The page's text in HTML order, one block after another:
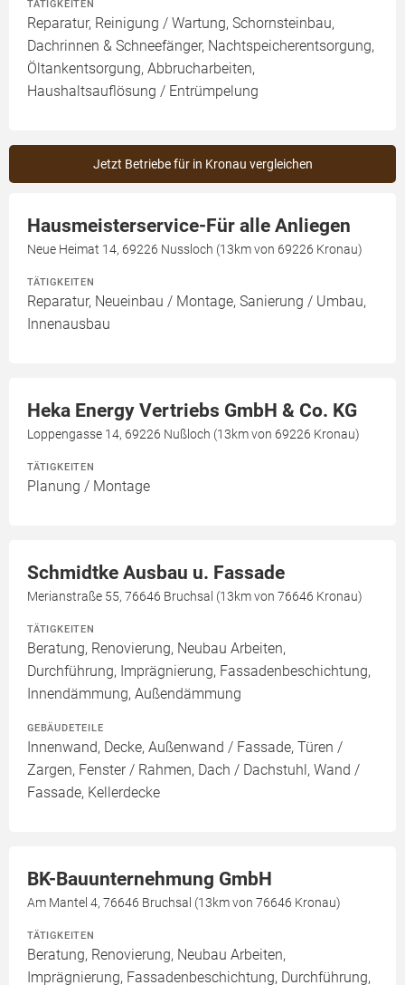
TÄTIGKEITEN
Reparatur, Reinigung / Wartung, Schornsteinbau,
Dachrinnen & Schneefänger, Nachtspeicherentsorgung,
Öltankentsorgung, Abbrucharbeiten,
Haushaltsauflösung / Entrümpelung
Jetzt Betriebe für in Kronau vergleichen
Hausmeisterservice-Für alle Anliegen
Neue Heimat 14, 69226 Nussloch (13km von 69226 Kronau)
TÄTIGKEITEN
Reparatur, Neueinbau / Montage, Sanierung / Umbau,
Innenausbau
Heka Energy Vertriebs GmbH & Co. KG
Loppengasse 14, 69226 Nußloch (13km von 69226 Kronau)
TÄTIGKEITEN
Planung / Montage
Schmidtke Ausbau u. Fassade
Merianstraße 55, 76646 Bruchsal (13km von 76646 Kronau)
TÄTIGKEITEN
Beratung, Renovierung, Neubau Arbeiten,
Durchführung, Imprägnierung, Fassadenbeschichtung,
Innendämmung, Außendämmung
GEBÄUDETEILE
Innenwand, Decke, Außenwand / Fassade, Türen /
Zargen, Fenster / Rahmen, Dach / Dachstuhl, Wand /
Fassade, Kellerdecke
BK-Bauunternehmung GmbH
Am Mantel 4, 76646 Bruchsal (13km von 76646 Kronau)
TÄTIGKEITEN
Beratung, Renovierung, Neubau Arbeiten,
Imprägnierung, Fassadenbeschichtung, Durchführung,